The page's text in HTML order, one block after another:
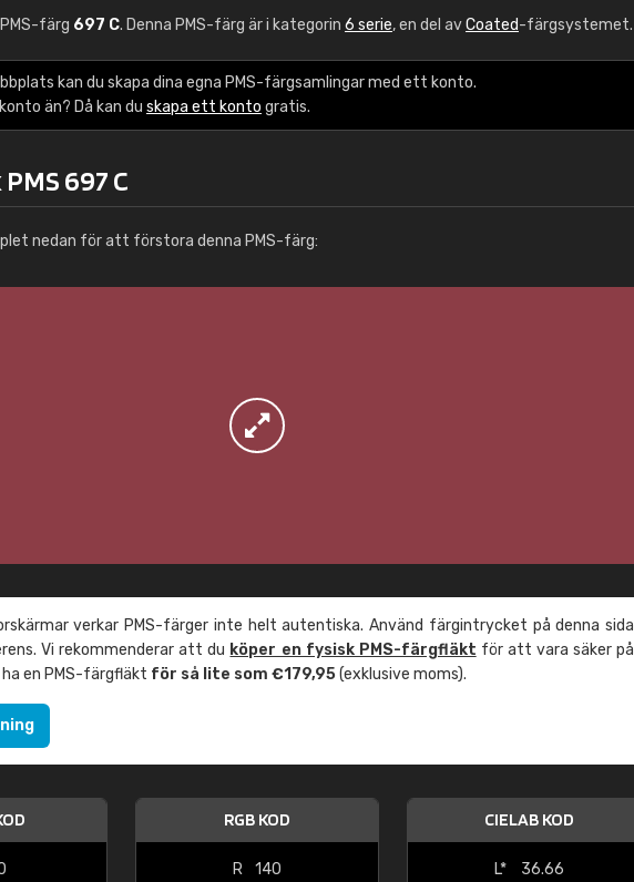
färg 697 C. Denna PMS-färg är i kategorin 6 serie, en del avCoated-färgsystemet.
kan du skapa dina egna PMS-färgsamlingar med ett konto.
än? Då kan du skapa ett konto gratis.
697 C
nedan för att förstora denna PMS-färg:
verkar PMS-färger inte helt autentiska. Använd färgintrycket på denna sida
Vi rekommenderar att du köper en fysisk PMS-färgfläkt för att vara säker på
en PMS-färgfläkt för så lite som €179,95(exklusive moms).
RGB KOD
R
140
CIELAB KOD
L*
36.66
Leinster Home and